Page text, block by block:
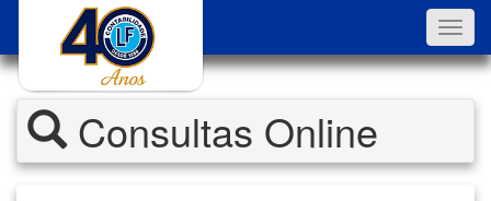
Consultas Online